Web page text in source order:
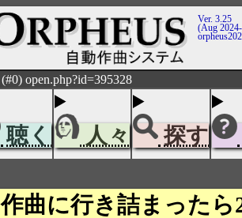
Ver. 3.25
(Aug
(#0) open.php?id=395328
聴く 人々 探す
作曲に行き詰まったら